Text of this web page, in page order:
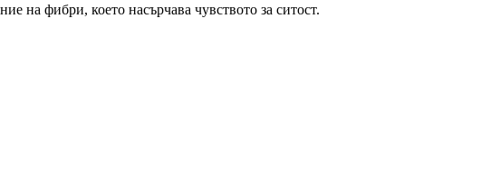
на фибри, което насърчава чувството за ситост.